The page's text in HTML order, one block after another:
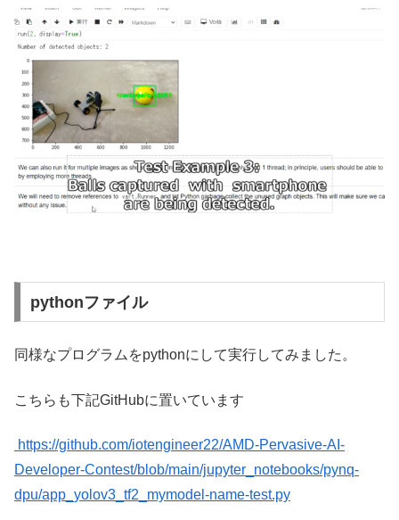
pythonファイル
同様なプログラムをpythonにして実行してみました。
こちらも下記GitHubに置いています
https://github.com/iotengineer22/AMD-Pervasive-AI-
Developer-Contest/blob/main/jupyter_notebooks/pynq-
dpu/app_yolov3_tf2_mymodel-name-test.py